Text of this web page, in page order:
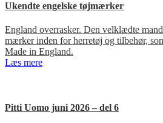
Ukendte engelske tøjmærker
England overrasker. Den velklædte
mærker inden for herretøj og tilbehør,
Made in England.
Læs mere
Pitti Uomo juni 2026 – del 6